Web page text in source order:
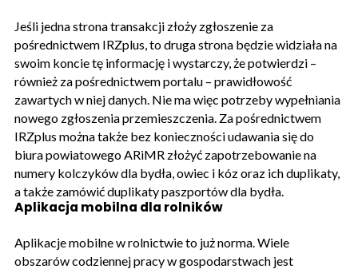
Jeśli jedna strona transakcji złoży zgłoszenie za
pośrednictwem IRZplus, to druga strona będzie widziała na
swoim koncie tę informację i wystarczy, że potwierdzi –
również za pośrednictwem portalu – prawidłowość
zawartych w niej danych. Nie ma więc potrzeby wypełniania
nowego zgłoszenia przemieszczenia. Za pośrednictwem
IRZplus można także bez konieczności udawania się do
biura powiatowego ARiMR złożyć zapotrzebowanie na
numery kolczyków dla bydła, owiec i kóz oraz ich duplikaty,
a także zamówić duplikaty paszportów dla bydła.
Aplikacja mobilna dla rolników
Aplikacje mobilne w rolnictwie to już norma. Wiele
obszarów codziennej pracy w gospodarstwach jest